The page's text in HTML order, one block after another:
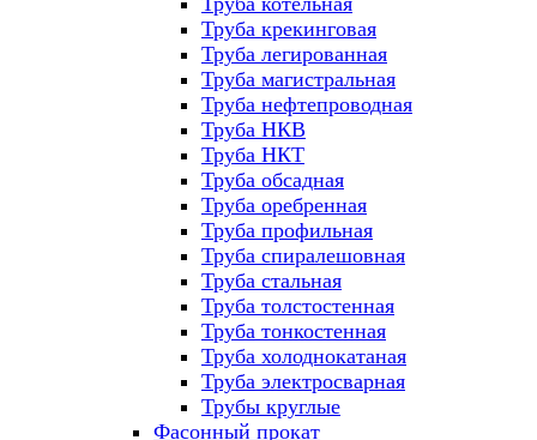
Труба крекинговая
Труба легированная
Труба магистральная
Труба нефтепроводная
Труба НКВ
Труба НКТ
Труба обсадная
Труба оребренная
Труба профильная
Труба спиралешовная
Труба стальная
Труба толстостенная
Труба тонкостенная
Труба холоднокатаная
Труба электросварная
Трубы круглые
Фасонный прокат